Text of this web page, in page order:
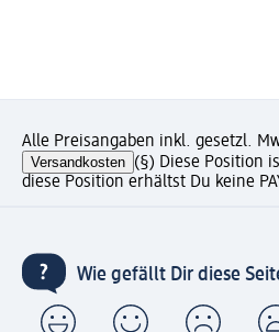
Alle Preisangaben inkl. gesetzl.
Versandkosten (§) Diese Position
diese Position erhältst Du keine
Wie gefällt Dir diese